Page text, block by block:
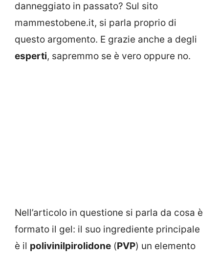
danneggiato in passato? Sul sito
mammestobene.it, si parla proprio di
questo argomento. E grazie anche a degli
esperti, sapremmo se è vero oppure no.
Nell’articolo in questione si parla da cosa è
formato il gel: il suo ingrediente principale
è il polivinilpirolidone (PVP) un elemento